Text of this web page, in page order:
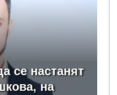
се настанят
на